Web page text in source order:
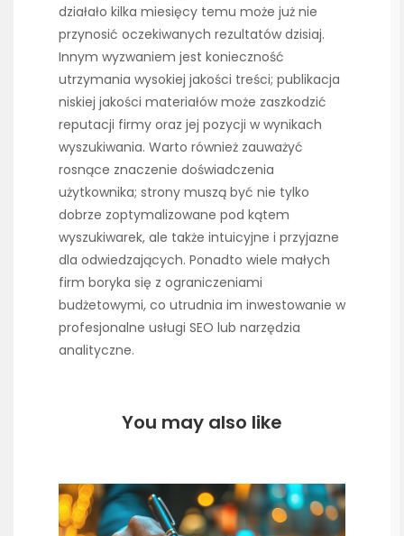
działało kilka miesięcy temu może już nie
przynosić oczekiwanych rezultatów dzisiaj.
Innym wyzwaniem jest konieczność
utrzymania wysokiej jakości treści; publikacja
niskiej jakości materiałów może zaszkodzić
reputacji firmy oraz jej pozycji w wynikach
wyszukiwania. Warto również zauważyć
rosnące znaczenie doświadczenia
użytkownika; strony muszą być nie tylko
dobrze zoptymalizowane pod kątem
wyszukiwarek, ale także intuicyjne i przyjazne
dla odwiedzających. Ponadto wiele małych
firm boryka się z ograniczeniami
budżetowymi, co utrudnia im inwestowanie w
profesjonalne usługi SEO lub narzędzia
analityczne.
You may also like